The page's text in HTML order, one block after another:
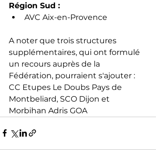
Région Sud :
AVC Aix-en-Provence
A noter que trois structures
supplémentaires, qui ont formulé
un recours auprès de la
Fédération, pourraient s'ajouter :
CC Etupes Le Doubs Pays de
Montbeliard, SCO Dijon et
Morbihan Adris GOA